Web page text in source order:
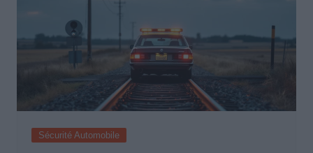
Sécurité Automobile